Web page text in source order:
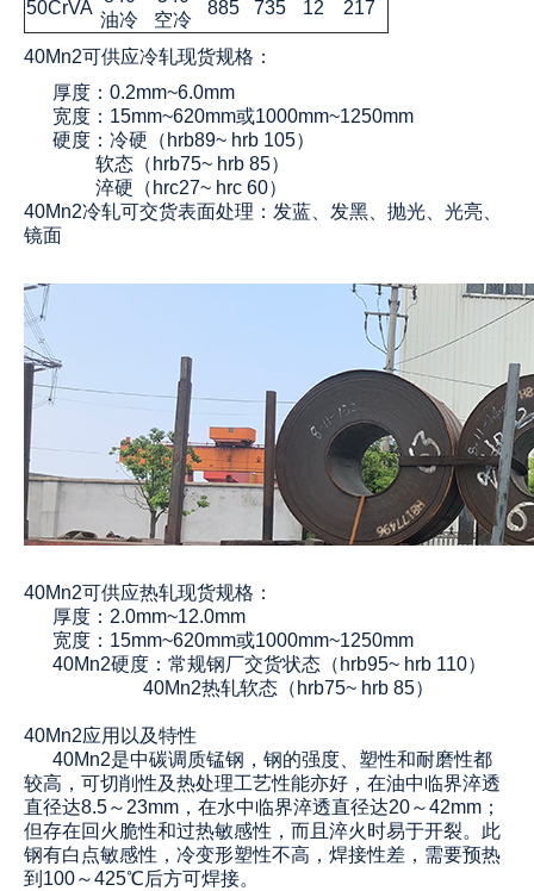
50CrVA
油冷
空冷
885 735 12 217
40Mn2可供应冷轧现货规格：
厚度：0.2mm~6.0mm
宽度：15mm~620mm或1000mm~1250mm
硬度：冷硬（hrb89~ hrb 105）
软态（hrb75~ hrb 85）
淬硬（hrc27~ hrc 60）
40Mn2冷轧可交货表面处理：发蓝、发黑、抛光、光亮、
镜面
40Mn2可供应热轧现货规格：
厚度：2.0mm~12.0mm
宽度：15mm~620mm或1000mm~1250mm
40Mn2硬度：常规钢厂交货状态（hrb95~ hrb 110）
40Mn2热轧软态（hrb75~ hrb 85）
40Mn2应用以及特性
40Mn2是中碳调质锰钢，钢的强度、塑性和耐磨性都
较高，可切削性及热处理工艺性能亦好，在油中临界淬透
直径达8.5～23mm，在水中临界淬透直径达20～42mm；
但存在回火脆性和过热敏感性，而且淬火时易于开裂。此
钢有白点敏感性，冷变形塑性不高，焊接性差，需要预热
到100～425℃后方可焊接。